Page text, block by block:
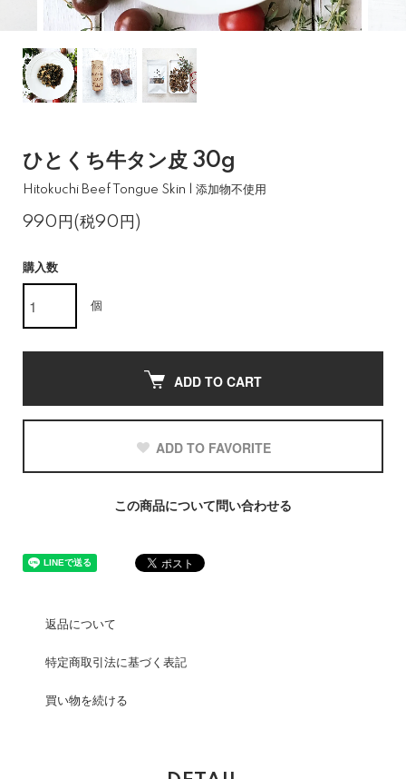
ひとくち牛タン皮 30g
Hitokuchi Beef Tongue Skin | 添加物不使用
990円(税90円)
購入数
個
ADD TO CART
ADD TO FAVORITE
この商品について問い合わせる
返品について
特定商取引法に基づく表記
買い物を続ける